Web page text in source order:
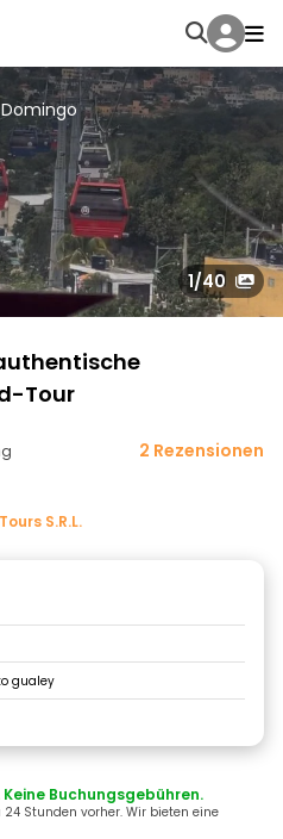
1/40
Tour
2 Rezensionen
S.R.L.
gualey
Buchungsgebühren.
Stunden vorher. Wir bieten eine